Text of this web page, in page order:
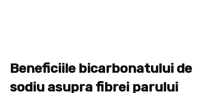
Beneficiile bicarbonatului de
sodiu asupra fibrei parului